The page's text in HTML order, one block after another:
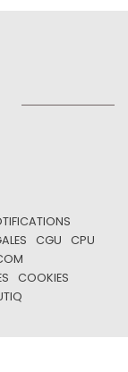
CGU
CPU
COOKIES